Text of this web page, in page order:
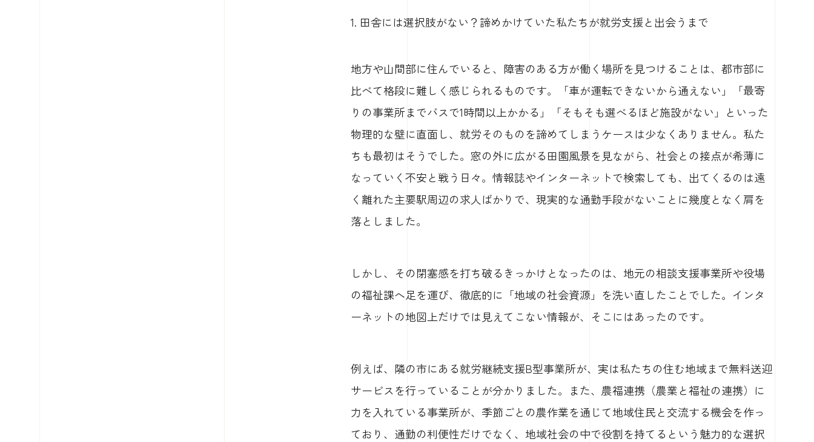
1. 田舎には選択肢がない？諦めかけていた私たちが就労支援と出会うまで
地方や山間部に住んでいると、障害のある方が働く場所を見つけることは、都市部に
比べて格段に難しく感じられるものです。「車が運転できないから通えない」「最寄
りの事業所までバスで1時間以上かかる」「そもそも選べるほど施設がない」といった
物理的な壁に直面し、就労そのものを諦めてしまうケースは少なくありません。私た
ちも最初はそうでした。窓の外に広がる田園風景を見ながら、社会との接点が希薄に
なっていく不安と戦う日々。情報誌やインターネットで検索しても、出てくるのは遠
く離れた主要駅周辺の求人ばかりで、現実的な通勤手段がないことに幾度となく肩を
落としました。
しかし、その閉塞感を打ち破るきっかけとなったのは、地元の相談支援事業所や役場
の福祉課へ足を運び、徹底的に「地域の社会資源」を洗い直したことでした。インタ
ーネットの地図上だけでは見えてこない情報が、そこにはあったのです。
例えば、隣の市にある就労継続支援B型事業所が、実は私たちの住む地域まで無料送迎
サービスを行っていることが分かりました。また、農福連携（農業と福祉の連携）に
力を入れている事業所が、季節ごとの農作業を通じて地域住民と交流する機会を作っ
ており、通勤の利便性だけでなく、地域社会の中で役割を持てるという魅力的な選択